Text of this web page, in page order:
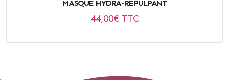
MASQUE HYDRA-REPULPANT
44,00€ TTC